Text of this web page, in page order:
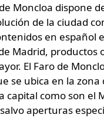
Moncloa dispone
de la ciudad
en
Madrid, productos
El Faro de
se ubica en la
capital como son el
aperturas